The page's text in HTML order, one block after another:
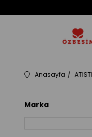
Anasayfa
Marka